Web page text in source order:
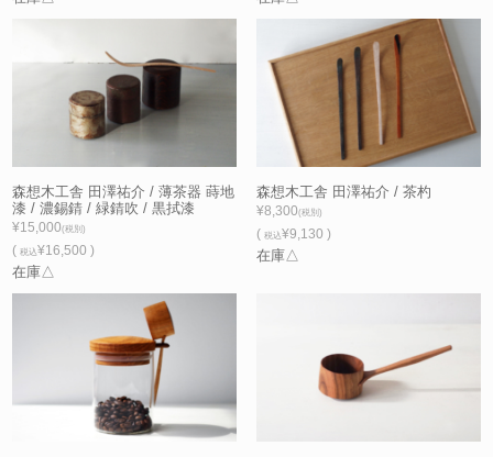
森想木工舎 田澤祐介 / 薄茶器 蒔地
漆 / 濃錫錆 / 緑錆吹 / 黒拭漆
¥15,000(税別)
(税込¥16,500 )
在庫△
森想木工舎 田澤祐介 / 茶杓
¥8,300(税別)
( 税込¥9,130 )
在庫△